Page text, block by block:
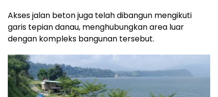
Akses jalan beton juga telah dibangun mengikuti
garis tepian danau, menghubungkan area luar
dengan kompleks bangunan tersebut.